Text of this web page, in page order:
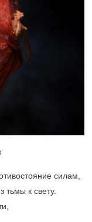
силам,
к свету.